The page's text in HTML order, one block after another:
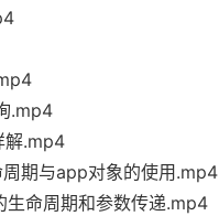
.mp4
解.mp4
期与app对象的使用.mp4
生命周期和参数传递.mp4